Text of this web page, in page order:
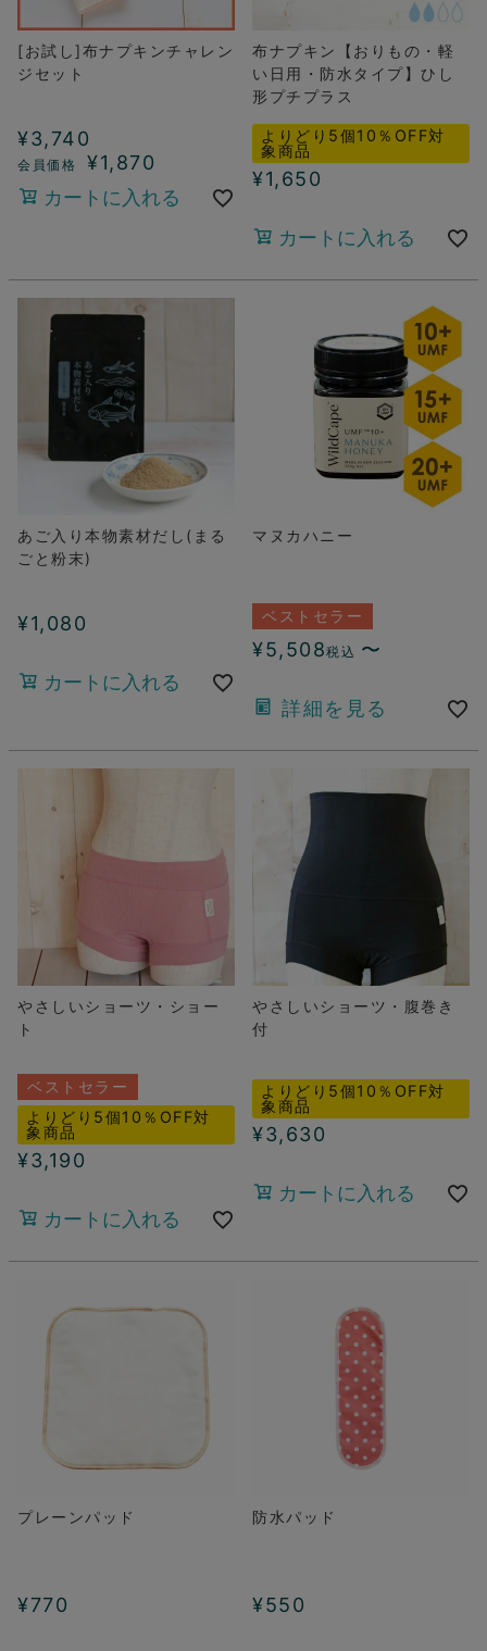
[お試し]布ナプキンチャレン
ジセット
¥3,740
¥1,870
カートに入れる
布ナプキン【おりもの・軽
い日用・防水タイプ】ひし
形プチプラス
よりどり5個10％OFF対
象商品
¥1,650
カートに入れる
あご入り本物素材だし(まる
ごと粉末)
¥1,080
カートに入れる
マヌカハニー
ベストセラー
¥5,508税込 〜
詳細を見る
やさしいショーツ・ショー
ト
ベストセラー
よりどり5個10％OFF対
象商品
¥3,190
カートに入れる
やさしいショーツ・腹巻き
付
よりどり5個10％OFF対
象商品
¥3,630
カートに入れる
プレーンパッド
¥770
防水パッド
¥550